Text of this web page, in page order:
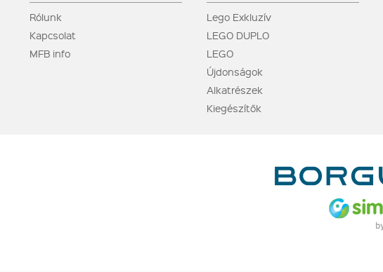
Rólunk
Kapcsolat
MFB info
Lego Exkluzív
LEGO DUPLO
LEGO
Újdonságok
Alkatrészek
Kiegészítők